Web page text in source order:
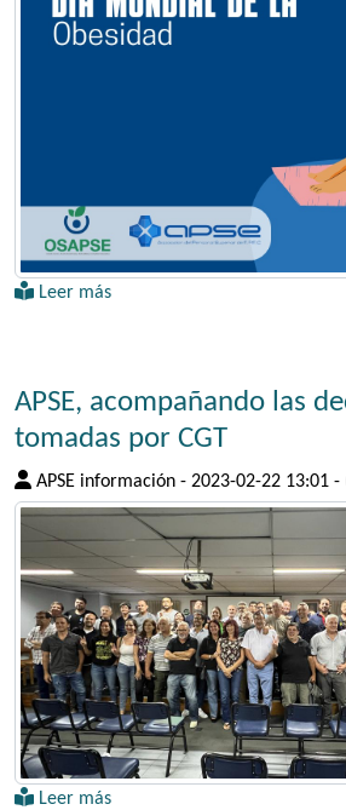
Leer más
APSE, acompañando las
tomadas por CGT
APSE información - 2023-02-22 13:01 -
Leer más